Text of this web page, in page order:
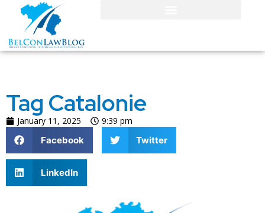
Tag Catalonie
January 11, 2025
9:39 pm
Facebook
Twitter
LinkedIn